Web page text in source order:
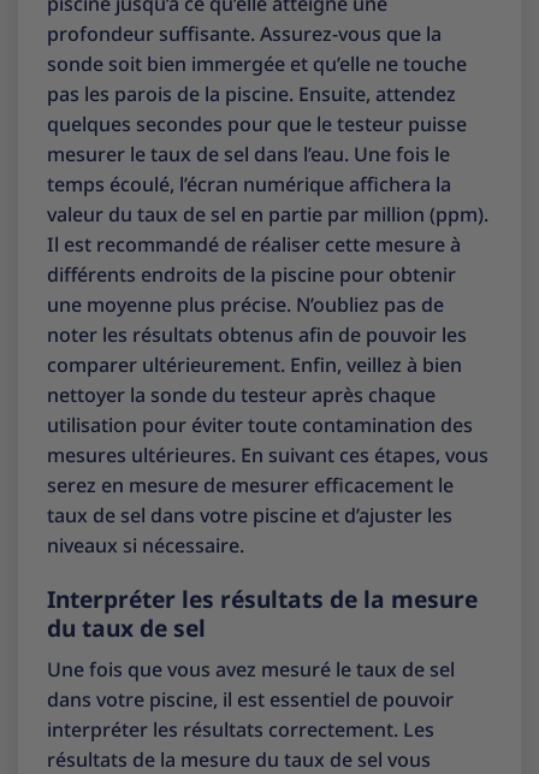
profondeur suffisante. Assurez-vous que la
sonde soit bien immergée et qu’elle ne touche
pas les parois de la piscine. Ensuite, attendez
quelques secondes pour que le testeur puisse
mesurer le taux de sel dans l’eau. Une fois le
temps écoulé, l’écran numérique affichera la
valeur du taux de sel en partie par million (ppm).
Il est recommandé de réaliser cette mesure à
différents endroits de la piscine pour obtenir
une moyenne plus précise. N’oubliez pas de
noter les résultats obtenus afin de pouvoir les
comparer ultérieurement. Enfin, veillez à bien
nettoyer la sonde du testeur après chaque
utilisation pour éviter toute contamination des
mesures ultérieures. En suivant ces étapes, vous
serez en mesure de mesurer efficacement le
taux de sel dans votre piscine et d’ajuster les
niveaux si nécessaire.
Interpréter les résultats de la mesure
du taux de sel
Une fois que vous avez mesuré le taux de sel
dans votre piscine, il est essentiel de pouvoir
interpréter les résultats correctement. Les
résultats de la mesure du taux de sel vous